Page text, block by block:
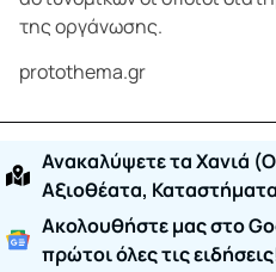
της οργάνωσης.
protothema.gr
Ανακαλύψετε τα Χανιά
Αξιοθέατα,
Ακολουθήστε μας στο
πρώτοι όλες τις